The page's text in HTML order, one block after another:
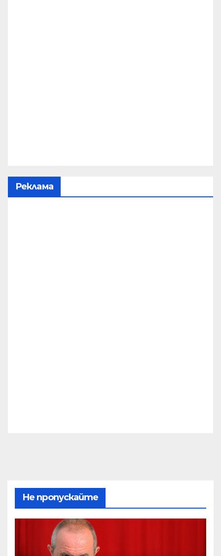
Реклама
Не пропускайте